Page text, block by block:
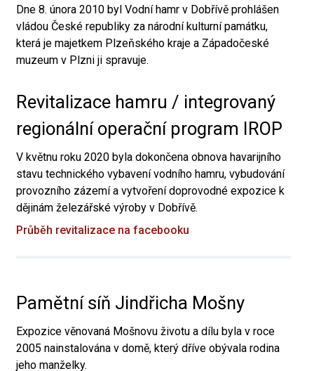
Dne 8. února 2010 byl Vodní hamr v Dobřívě prohlášen
vládou České republiky za národní kulturní památku,
která je majetkem Plzeňského kraje a Západočeské
muzeum v Plzni ji spravuje.
Revitalizace hamru / integrovaný
regionální operační program IROP
V květnu roku 2020 byla dokončena obnova havarijního
stavu technického vybavení vodního hamru, vybudování
provozního zázemí a vytvoření doprovodné expozice k
dějinám železářské výroby v Dobřívě.
Průběh revitalizace na facebooku
Pamětní síň Jindřicha Mošny
Expozice věnovaná Mošnovu životu a dílu byla v roce
2005 nainstalována v domě, který dříve obývala rodina
jeho manželky.